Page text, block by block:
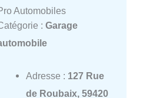
Automobiles
: Garage
Adresse : 127 Rue
de Roubaix, 59420